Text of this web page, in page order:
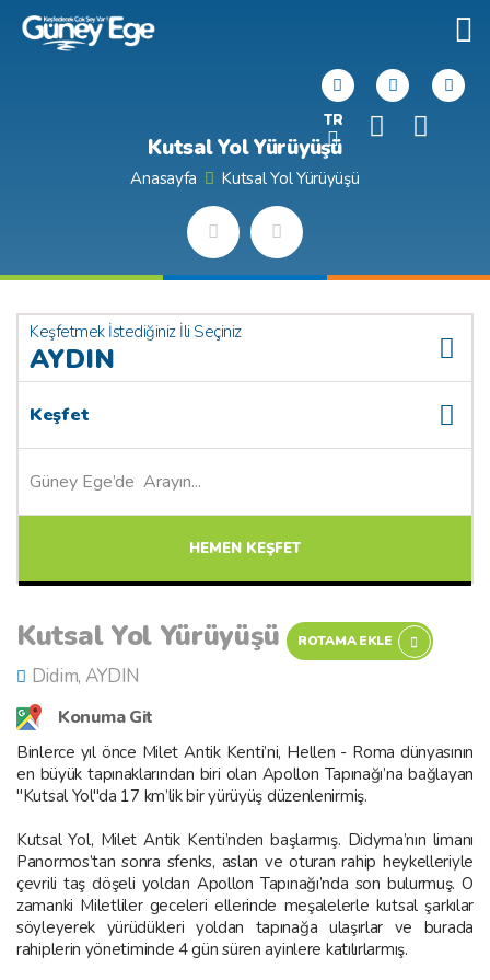
TR
Kutsal Yol Yürüyüşü
Anasayfa Kutsal Yol Yürüyüşü
Keşfetmek İstediğiniz İli Seçiniz
AYDIN
Keşfet
HEMEN KEŞFET
Kutsal Yol Yürüyüşü ROTAMA EKLE
Didim, AYDIN
Konuma Git
Binlerce yıl önce Milet Antik Kenti’ni, Hellen - Roma dünyasının
en büyük tapınaklarından biri olan Apollon Tapınağı’na bağlayan
"Kutsal Yol"da 17 km’lik bir yürüyüş düzenlenirmiş.
Kutsal Yol, Milet Antik Kenti’nden başlarmış. Didyma’nın limanı
Panormos’tan sonra sfenks, aslan ve oturan rahip heykelleriyle
çevrili taş döşeli yoldan Apollon Tapınağı’nda son bulurmuş. O
zamanki Miletliler geceleri ellerinde meşalelerle kutsal şarkılar
söyleyerek yürüdükleri yoldan tapınağa ulaşırlar ve burada
rahiplerin yönetiminde 4 gün süren ayinlere katılırlarmış.